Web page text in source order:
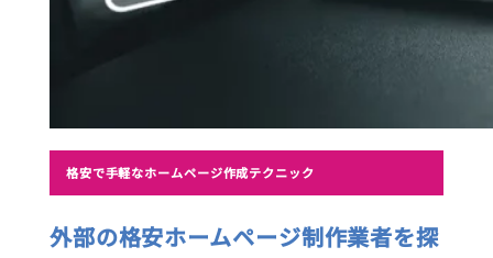
格安で手軽なホームページ作成テクニック
外部の格安ホームページ制作業者を探